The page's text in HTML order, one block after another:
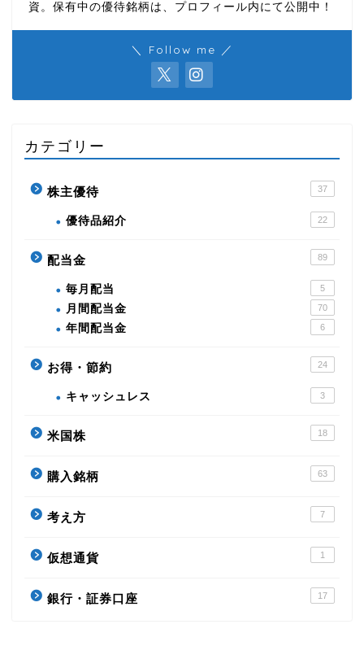
資。保有中の優待銘柄は、プロフィール内にて公開中！
＼ Follow me ／
カテゴリー
株主優待 37
優待品紹介 22
配当金 89
毎月配当 5
月間配当金 70
年間配当金 6
お得・節約 24
キャッシュレス 3
米国株 18
購入銘柄 63
考え方 7
仮想通貨 1
銀行・証券口座 17